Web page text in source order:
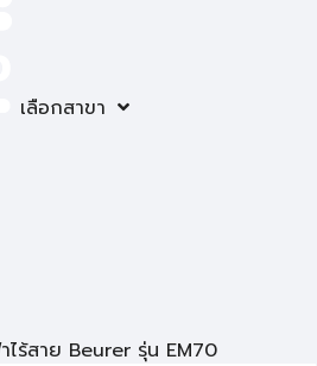
เลือกสาขา
ไร้สาย Beurer รุ่น EM70